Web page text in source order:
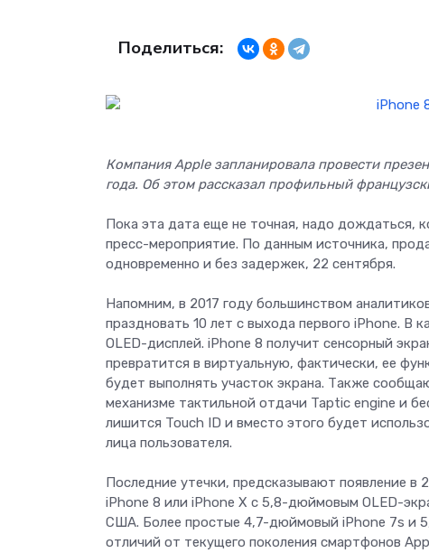
Поделиться:
Компания Apple запланировала провести
года. Об этом рассказал профильный
Пока эта дата еще не точная, надо дождаться,
пресс-мероприятие. По данным источника,
одновременно и без задержек, 22 сентября.
Напомним, в 2017 году большинством
праздновать 10 лет с выхода первого iPhone. В
OLED-дисплей. iPhone 8 получит сенсорный
превратится в виртуальную, фактически, ее
будет выполнять участок экрана. Также
механизме тактильной отдачи Taptic engine и
лишится Touch ID и вместо этого будет
лица пользователя.
Последние утечки, предсказывают появление в
iPhone 8 или iPhone X c 5,8-дюймовым OLED-
США. Более простые 4,7-дюймовый iPhone 7s и
отличий от текущего поколения смартфонов